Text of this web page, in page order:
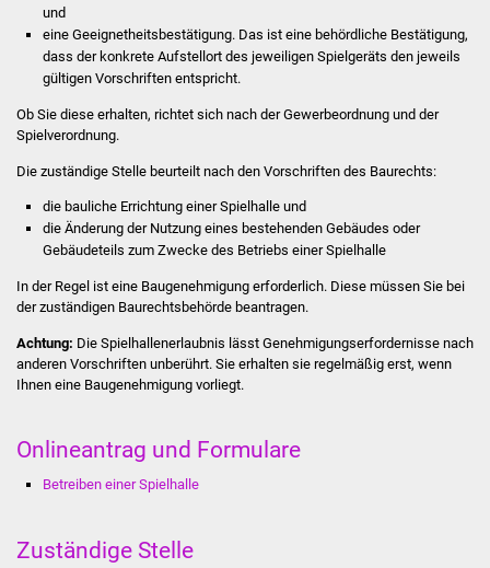
Presse
Bürger & Service
Was erledige ich wo
Dienstleistungen
und
eine Geeignetheitsbestätigung. Das ist eine behördliche Bestätigung,
dass der konkrete Aufstellort des jeweiligen Spielgeräts den jeweils
gültigen Vorschriften entspricht.
Ob Sie diese erhalten, richtet sich nach der Gewerbeordnung und der
Spielverordnung.
Die zuständige Stelle beurteilt nach den Vorschriften des Baurechts:
die bauliche Errichtung einer Spielhalle und
die Änderung der Nutzung eines bestehenden Gebäudes oder
Gebäudeteils zum Zwecke des Betriebs einer Spielhalle
In der Regel ist eine Baugenehmigung erforderlich. Diese müssen Sie bei
der zuständigen Baurechtsbehörde beantragen.
Achtung: Die Spielhallenerlaubnis lässt Genehmigungserfordernisse nach
anderen Vorschriften unberührt. Sie erhalten sie regelmäßig erst, wenn
Ihnen eine Baugenehmigung vorliegt.
Onlineantrag und Formulare
Betreiben einer Spielhalle
Zuständige Stelle